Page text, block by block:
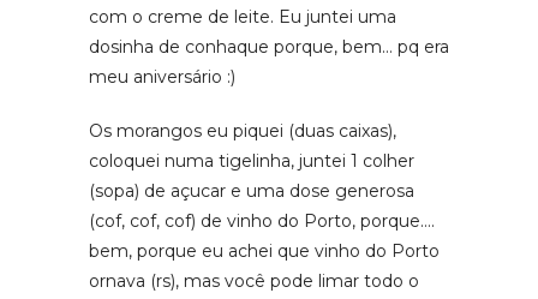
com o creme de leite. Eu juntei uma
dosinha de conhaque porque, bem… pq era
meu aniversário :)
Os morangos eu piquei (duas caixas),
coloquei numa tigelinha, juntei 1 colher
(sopa) de açucar e uma dose generosa
(cof, cof, cof) de vinho do Porto, porque….
bem, porque eu achei que vinho do Porto
ornava (rs), mas você pode limar todo o